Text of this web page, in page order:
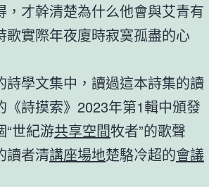
才幹清楚為什么他會與艾青有
實際年夜廈時寂寞孤盡的心
學文集中，讀過這本詩集的讀
詩摸索》2023年第1輯中頒發
“世紀游共享空間牧者”的歌聲
讀者清講座場地楚駱冷超的會議